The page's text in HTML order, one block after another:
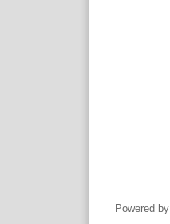
Powered by